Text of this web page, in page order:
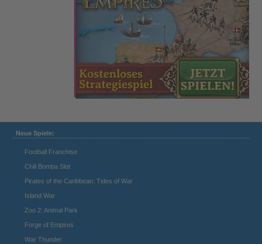
Neue Spiele:
Football Franchise
Chili Bomba Slot
Pirates of the Caribbean: Tides of War
Island War
Zoo 2: Animal Park
Forge of Empires
War Thunder